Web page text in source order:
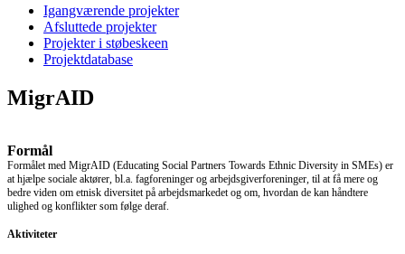
Igangværende projekter
Afsluttede projekter
Projekter i støbeskeen
Projektdatabase
MigrAID
Formål
Formålet med MigrAID (Educating Social Partners Towards Ethnic Diversity in SMEs) er
at hjælpe sociale aktører, bl.a. fagforeninger og arbejdsgiverforeninger, til at få mere og
bedre viden om etnisk diversitet på arbejdsmarkedet og om, hvordan de kan håndtere
ulighed og konflikter som følge deraf.
Aktiviteter